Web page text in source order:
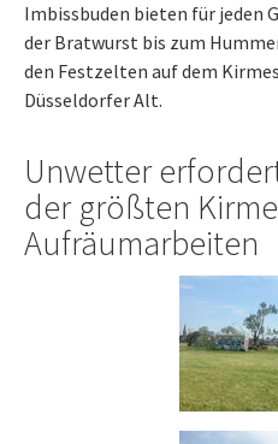
Imbissbuden bieten für jeden
der Bratwurst bis zum
den Festzelten auf dem
Düsseldorfer Alt.
Unwetter
der größten
Aufräumarbeiten